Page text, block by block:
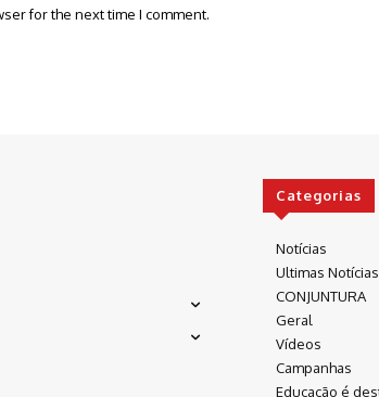
for the next time I comment.
Categorias
Notícias
Ultimas Notícias
CONJUNTURA
Geral
Vídeos
Campanhas
Educação é